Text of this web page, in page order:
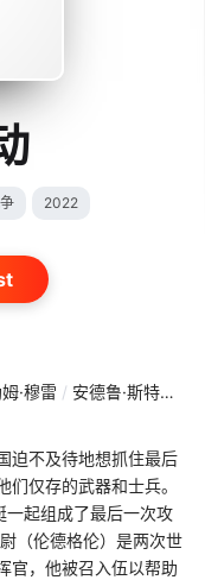
2022
·穆雷 / 安德鲁·斯特克
迫不及待地想抓住最后
仅存的武器和士兵。
一起组成了最后一次攻
（伦德格伦）是两次世
官，他被召入伍以帮助